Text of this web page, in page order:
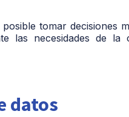
tomar decisiones
las necesidades de
datos